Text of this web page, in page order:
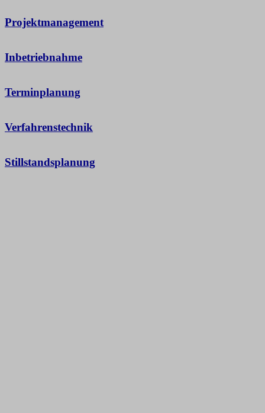
Projektmanagement
Inbetriebnahme
Terminplanung
Verfahrenstechnik
Stillstandsplanung